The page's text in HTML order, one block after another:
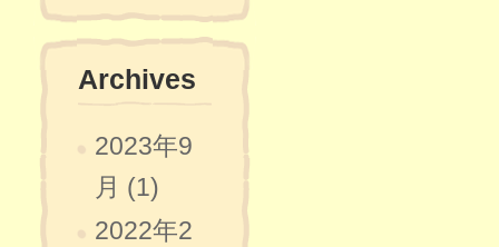
Archives
2023年9
月 (1)
2022年2